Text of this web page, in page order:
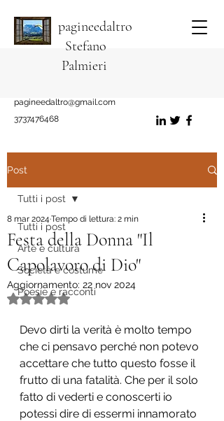
pagineedaltro
Stefano
Palmieri
pagineedaltro@gmail.com
3737476468
Post
Tutti i post
Arte e cultura
Società e costume
Poesie e racconti
Tutti i post
Festa della Donna "Il
Capolavoro di Dio"
8 mar 2024 Tempo di lettura: 2 min
Aggiornamento: 22 nov 2024
Valutazione NaN stelle su 5.
Devo dirti la verità è molto tempo
che ci pensavo perché non potevo
accettare che tutto questo fosse il
frutto di una fatalità. Che per il solo
fatto di vederti e conoscerti io
potessi dire di essermi innamorato